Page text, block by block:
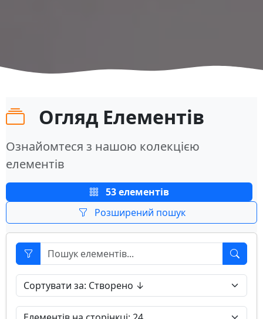
Огляд Елементів
Ознайомтеся з нашою колекцією
елементів
53 елементів
Розширений пошук